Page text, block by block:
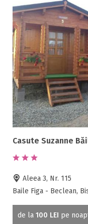
Casute Suzanne
Aleea 3, Nr. 115
Baile Figa - Beclean,
de la 100 LEI pe